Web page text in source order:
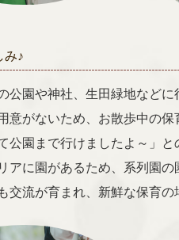
み♪
公園や神社、生田緑地などに
意がないため、お散歩中の
公園まで行けましたよ～」
アに園があるため、系列園
交流が育まれ、新鮮な保育の